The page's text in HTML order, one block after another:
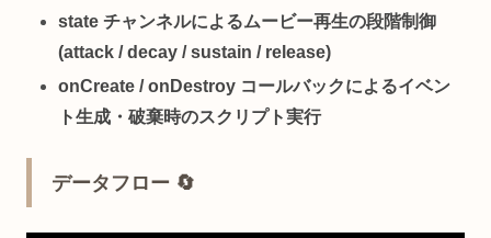
state チャンネルによるムービー再生の段階制御
(attack / decay / sustain / release)
onCreate / onDestroy コールバックによるイベン
ト生成・破棄時のスクリプト実行
データフロー 🔄